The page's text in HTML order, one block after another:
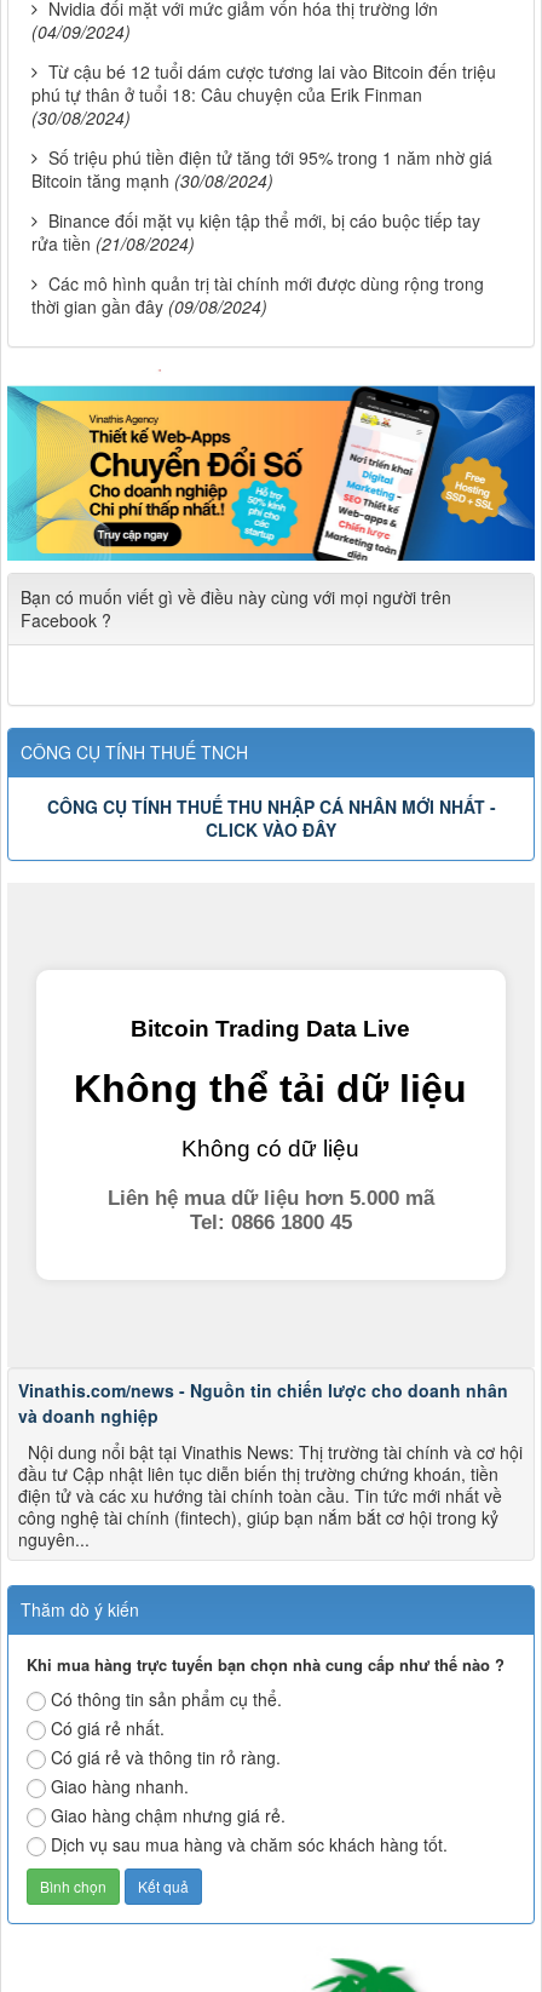
Nvidia đối mặt với mức giảm vốn hóa thị trường lớn
(04/09/2024)
Từ cậu bé 12 tuổi dám cược tương lai vào Bitcoin đến triệu
phú tự thân ở tuổi 18: Câu chuyện của Erik Finman
(30/08/2024)
Số triệu phú tiền điện tử tăng tới 95% trong 1 năm nhờ giá
Bitcoin tăng mạnh (30/08/2024)
Binance đối mặt vụ kiện tập thể mới, bị cáo buộc tiếp tay
rửa tiền (21/08/2024)
Các mô hình quản trị tài chính mới được dùng rộng trong
thời gian gần đây (09/08/2024)
Bạn có muốn viết gì về điều này cùng với mọi người trên
Facebook ?
CÔNG CỤ TÍNH THUẾ TNCH
CÔNG CỤ TÍNH THUẾ THU NHẬP CÁ NHÂN MỚI NHẤT -
CLICK VÀO ĐÂY
Vinathis.com/news - Nguồn tin chiến lược cho doanh nhân
và doanh nghiệp
Nội dung nổi bật tại Vinathis News: Thị trường tài chính và cơ hội
đầu tư Cập nhật liên tục diễn biến thị trường chứng khoán, tiền
điện tử và các xu hướng tài chính toàn cầu. Tin tức mới nhất về
công nghệ tài chính (fintech), giúp bạn nắm bắt cơ hội trong kỷ
nguyên...
Thăm dò ý kiến
Khi mua hàng trực tuyến bạn chọn nhà cung cấp như thế nào ?
Có thông tin sản phẩm cụ thể.
Có giá rẻ nhất.
Có giá rẻ và thông tin rỏ ràng.
Giao hàng nhanh.
Giao hàng chậm nhưng giá rẻ.
Dịch vụ sau mua hàng và chăm sóc khách hàng tốt.